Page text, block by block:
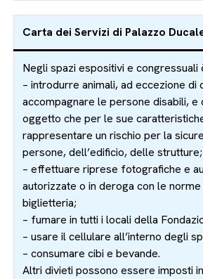
Carta dei Servizi di Palazzo
Negli spazi espositivi e congressuali
– introdurre animali, ad eccezione di
accompagnare le persone disabili, e
oggetto che per le sue
rappresentare un rischio per la
persone, dell’edificio, delle strutture;
– effettuare riprese fotografiche e
autorizzate o in deroga con le
biglietteria;
– fumare in tutti i locali della
– usare il cellulare all’interno degli
– consumare cibi e bevande.
Altri divieti possono essere imposti